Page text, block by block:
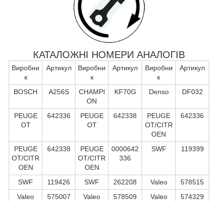
КАТАЛОЖНІ НОМЕРИ АНАЛОГІВ
Виробни
к
Артикул
Виробни
к
Артикул
Виробни
к
Артикул
BOSCH A256S
CHAMPI
ON
KF70G Denso DF032
PEUGE
OT
642336
PEUGE
OT
642338
PEUGE
OT/CITR
OEN
642336
PEUGE
OT/CITR
OEN
642338
PEUGE
OT/CITR
OEN
0000642
336
SWF 119399
SWF 119426 SWF 262208 Valeo
578515
Valeo
575007 Valeo 578509 Valeo
574329